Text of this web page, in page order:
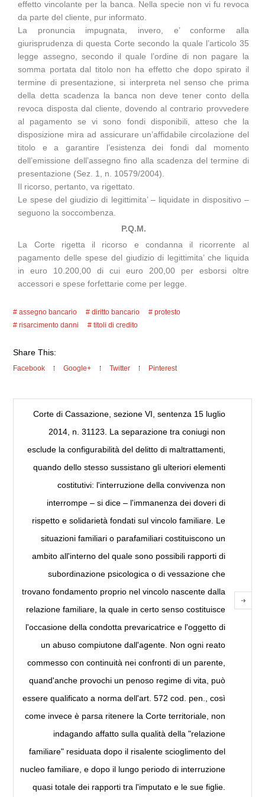
effetto vincolante per la banca. Nella specie non vi fu revoca
da parte del cliente, pur informato.
La pronuncia impugnata, invero, e’ conforme alla
giurisprudenza di questa Corte secondo la quale l’articolo 35
legge assegno, secondo il quale l’ordine di non pagare la
somma portata dal titolo non ha effetto che dopo spirato il
termine di presentazione, si interpreta nel senso che prima
della detta scadenza la banca non deve tener conto della
revoca disposta dal cliente, dovendo al contrario provvedere
al pagamento se vi sono fondi disponibili, atteso che la
disposizione mira ad assicurare un’affidabile circolazione del
titolo e a garantire l’esistenza dei fondi dal momento
dell’emissione dell’assegno fino alla scadenza del termine di
presentazione (Sez. 1, n. 10579/2004).
Il ricorso, pertanto, va rigettato.
Le spese del giudizio di legittimita’ – liquidate in dispositivo –
seguono la soccombenza.
P.Q.M.
La Corte rigetta il ricorso e condanna il ricorrente al
pagamento delle spese del giudizio di legittimita’ che liquida
in euro 10.200,00 di cui euro 200,00 per esborsi oltre
accessori e spese forfettarie come per legge.
assegno bancario diritto bancario
protesto
risarcimento danni
titoli di credito
Share This:
Facebook Google+ Twitter Pinterest
Corte di Cassazione, sezione VI, sentenza 15 luglio
2014, n. 31123. La separazione tra coniugi non
esclude la configurabilità del delitto di maltrattamenti,
quando dello stesso sussistano gli ulteriori elementi
costitutivi: l'interruzione della convivenza non
interrompe – si dice – l'immanenza dei doveri di
rispetto e solidarietà fondati sul vincolo familiare. Le
situazioni familiari o parafamiliari costituiscono un
ambito all'interno del quale sono possibili rapporti di
subordinazione psicologica o di vessazione che
trovano fondamento proprio nel vincolo nascente dalla
relazione familiare, la quale in certo senso costituisce
l'occasione della condotta prevaricatrice e l'oggetto di
un abuso compiutone dall'agente. Non ogni reato
commesso con continuità nei confronti di un parente,
quand'anche provochi un penoso regime di vita, può
essere qualificato a norma dell'art. 572 cod. pen., così
come invece è parsa ritenere la Corte territoriale, non
indagando affatto sulla qualità della "relazione
familiare" residuata dopo il risalente scioglimento del
nucleo familiare, e dopo il lungo periodo di interruzione
quasi totale dei rapporti tra l'imputato e le sue figlie.